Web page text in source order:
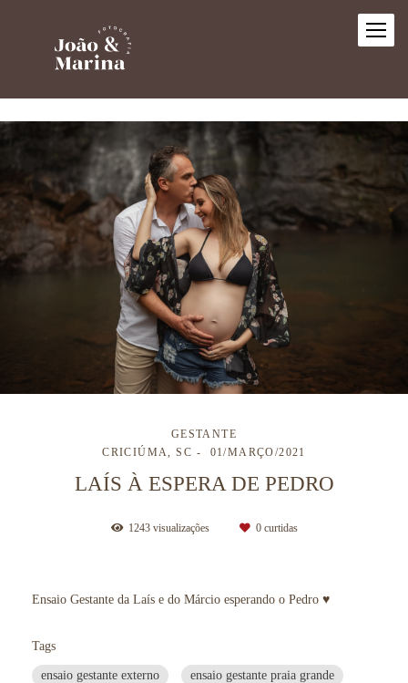
GESTANTE
CRICIÚMA, SC
01/MARÇO/2021
LAÍS À ESPERA DE PEDRO
1243visualizações 0curtidas
Ensaio Gestante da Laís e do Márcio esperando o Pedro ♥
Tags
ensaio gestante externo
ensaio gestante praia grande